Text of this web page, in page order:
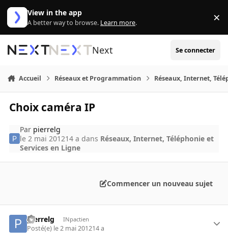
Aller au contenu
View in the app
A better way to browse. Learn more. ×
Next Se connecter
Accueil Réseaux et Programmation Réseaux, Internet,
Choix caméra IP
Par pierrelg
le 2 mai 201214 a dans Réseaux, Internet, Téléphonie et
Services en Ligne
Commencer un nouveau sujet
pierrelg INpactien
Posté(e) le 2 mai 201214 a